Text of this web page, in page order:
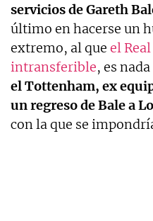
servicios de Gareth
último en hacerse un
extremo, al que el
intransferible, es
el Tottenham, ex
un regreso de Bale a
con la que se